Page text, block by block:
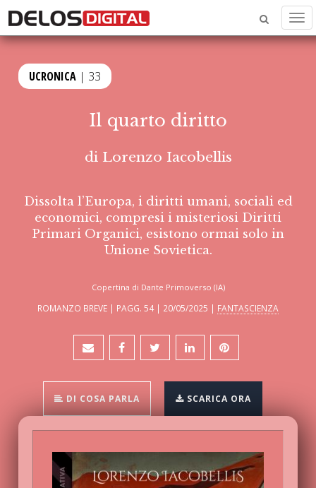
UCRONICA | 33
Il quarto diritto
di Lorenzo Iacobellis
Dissolta l’Europa, i diritti umani, sociali ed
economici, compresi i misteriosi Diritti
Primari Organici, esistono ormai solo in
Unione Sovietica.
Copertina di Dante Primoverso (IA)
ROMANZO BREVE | PAGG. 54 | 20/05/2025 | FANTASCIENZA
DI COSA PARLA SCARICA ORA